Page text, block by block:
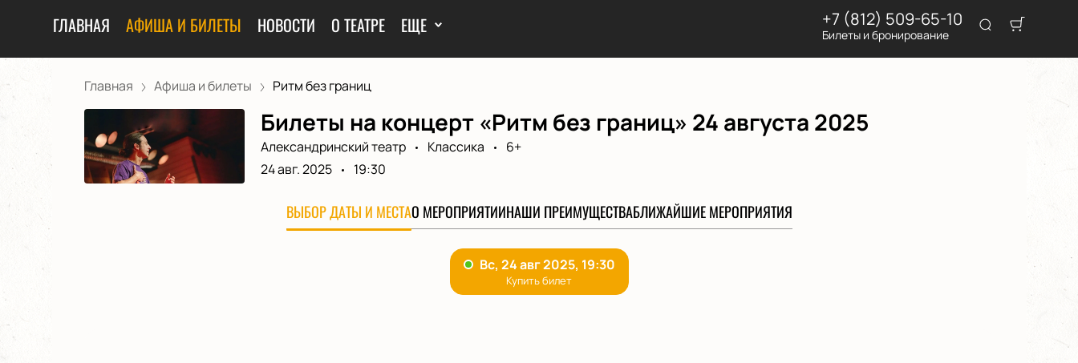
ГЛАВНАЯ АФИША И БИЛЕТЫ НОВОСТИ О ТЕАТРЕ ЕЩЕ +7 (812) 509-65-10
Билеты и бронирование
Главная Афиша и билеты Ритм без границ
Билеты на концерт «Ритм без границ» 24 августа 2025
Александринский театр Классика
6+
24 авг. 2025
19:30
ВЫБОР ДАТЫ И МЕСТАО МЕРОПРИЯТИИНАШИ ПРЕИМУЩЕСТВАБЛИЖАЙШИЕ МЕРОПРИЯТИЯ